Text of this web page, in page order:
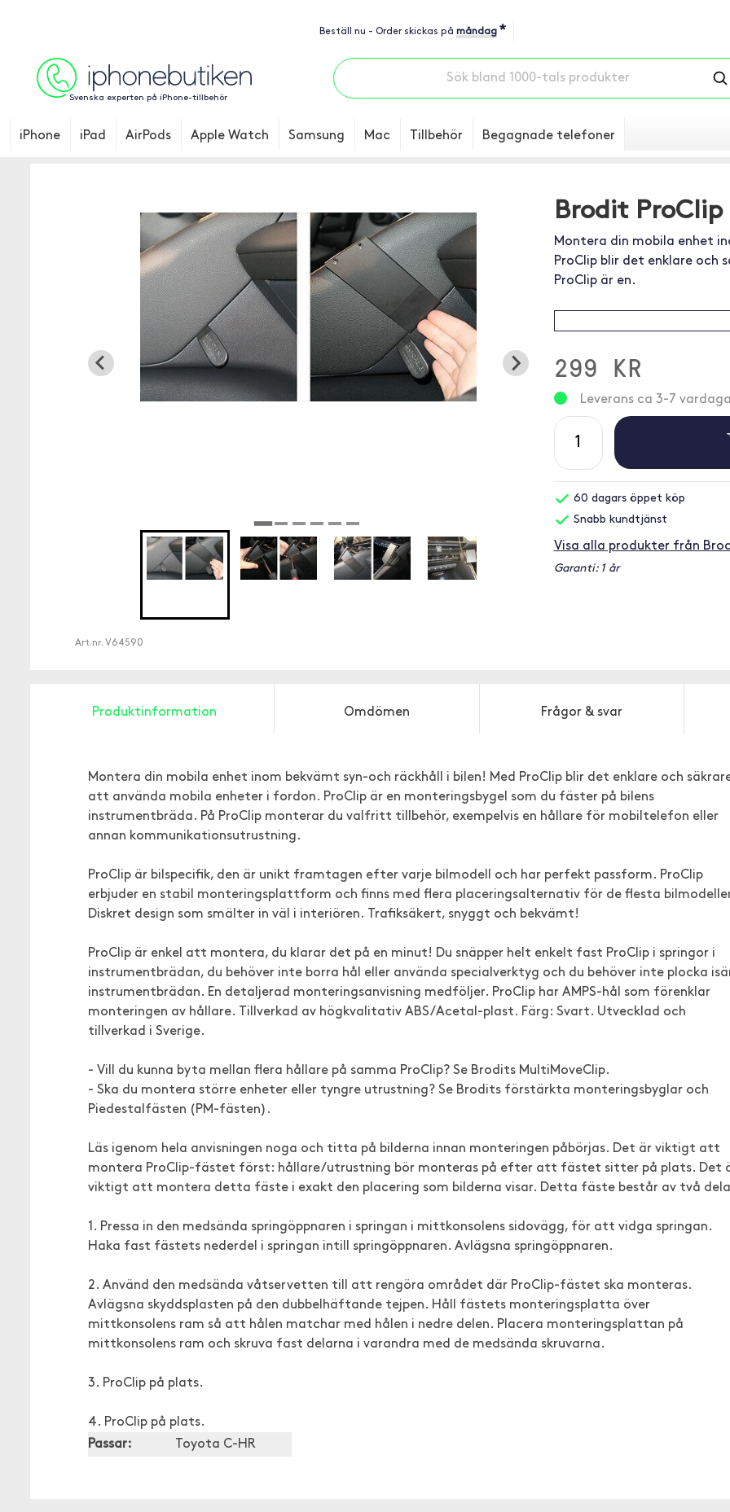
Beställ nu - Order skickas på måndag *
Svenska experten på iPhone-tillbehör
iPhone iPad AirPods Apple Watch Samsung Mac Tillbehör Begagnade telefoner
Art.nr. V64590
Brodit ProClip
Montera din mobila enhet
ProClip blir det enklare och
ProClip är en.
299 KR
Leverans ca 3-7
60 dagars öppet köp
Snabb kundtjänst
Visa alla produkter från
Garanti: 1 år
Produktinformation Omdömen Frågor & svar
Montera din mobila enhet inom bekvämt syn-och räckhåll i bilen! Med ProClip blir det enklare och
att använda mobila enheter i fordon. ProClip är en monteringsbygel som du fäster på bilens
instrumentbräda. På ProClip monterar du valfritt tillbehör, exempelvis en hållare för mobiltelefon eller
annan kommunikationsutrustning.
ProClip är bilspecifik, den är unikt framtagen efter varje bilmodell och har perfekt passform. ProClip
erbjuder en stabil monteringsplattform och finns med flera placeringsalternativ för de flesta
Diskret design som smälter in väl i interiören. Trafiksäkert, snyggt och bekvämt!
ProClip är enkel att montera, du klarar det på en minut! Du snäpper helt enkelt fast ProClip i springor i
instrumentbrädan, du behöver inte borra hål eller använda specialverktyg och du behöver inte plocka
instrumentbrädan. En detaljerad monteringsanvisning medföljer. ProClip har AMPS-hål som förenklar
monteringen av hållare. Tillverkad av högkvalitativ ABS/Acetal-plast. Färg: Svart. Utvecklad och
tillverkad i Sverige.
- Vill du kunna byta mellan flera hållare på samma ProClip? Se Brodits MultiMoveClip.
- Ska du montera större enheter eller tyngre utrustning? Se Brodits förstärkta monteringsbyglar och
Piedestalfästen (PM-fästen).
Läs igenom hela anvisningen noga och titta på bilderna innan monteringen påbörjas. Det är viktigt att
montera ProClip-fästet först: hållare/utrustning bör monteras på efter att fästet sitter på plats. Det
viktigt att montera detta fäste i exakt den placering som bilderna visar. Detta fäste består av två
1. Pressa in den medsända springöppnaren i springan i mittkonsolens sidovägg, för att vidga springan.
Haka fast fästets nederdel i springan intill springöppnaren. Avlägsna springöppnaren.
2. Använd den medsända våtservetten till att rengöra området där ProClip-fästet ska monteras.
Avlägsna skyddsplasten på den dubbelhäftande tejpen. Håll fästets monteringsplatta över
mittkonsolens ram så att hålen matchar med hålen i nedre delen. Placera monteringsplattan på
mittkonsolens ram och skruva fast delarna i varandra med de medsända skruvarna.
3. ProClip på plats.
4. ProClip på plats.
Passar:
Toyota C-HR